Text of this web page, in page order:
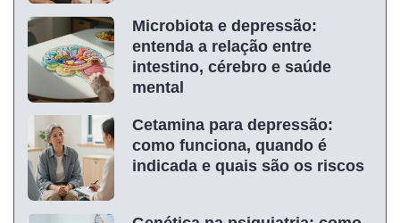
Microbiota e depressão:
entenda a relação entre
intestino, cérebro e saúde
mental
Cetamina para depressão:
como funciona, quando é
indicada e quais são os riscos